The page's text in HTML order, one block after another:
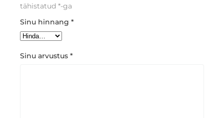
tähistatud *-ga
Sinu hinnang *
Sinu arvustus *